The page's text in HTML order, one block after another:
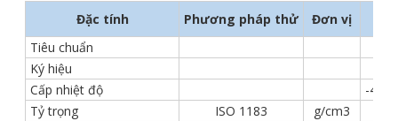
Đặc tính Phương pháp thử
Đơn vị
Tiêu chuẩn
Ký hiệu
Cấp nhiệt độ
-
Tỷ trọng
ISO 1183 g/cm3